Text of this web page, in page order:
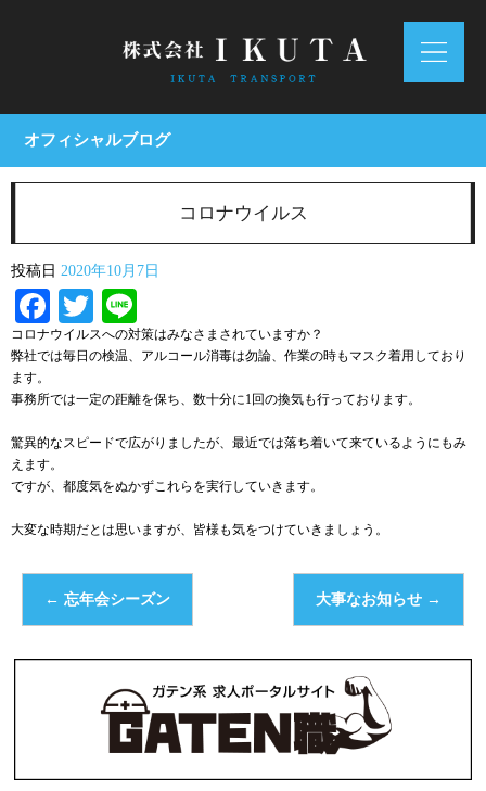
オフィシャルブログ
コロナウイルス
投稿日 2020年10月7日
Facebook
Twitter
コロナウイルスへの対策はみなさまされていますか？
弊社では毎日の検温、アルコール消毒は勿論、作業の時もマスク着用しており
ます。
事務所では一定の距離を保ち、数十分に1回の換気も行っております。
驚異的なスピードで広がりましたが、最近では落ち着いて来ているようにもみ
えます。
ですが、都度気をぬかずこれらを実行していきます。
大変な時期だとは思いますが、皆様も気をつけていきましょう。
← 忘年会シーズン 大事なお知らせ →